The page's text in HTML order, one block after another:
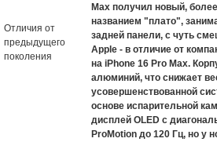
Отличия от
предыдущего
поколения
Max получил новый,
названием "плато",
задней панели, с чуть
Apple - в отличие от
на iPhone 16 Pro Max.
алюминий, что снижает
усовершенствованной
основе испарительной
дисплей OLED с
ProMotion до 120 Гц, но у